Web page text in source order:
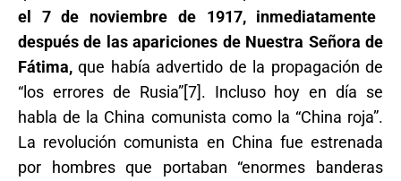
el 7 de noviembre de 1917, inmediatamente
después de las apariciones de Nuestra Señora de
Fátima, que había advertido de la propagación de
“los errores de Rusia”[7]. Incluso hoy en día se
habla de la China comunista como la “China roja”.
La revolución comunista en China fue estrenada
por hombres que portaban “enormes banderas